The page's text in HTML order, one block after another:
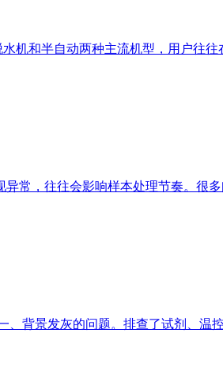
机和半自动两种主流机型，用户往
常，往往会影响样本处理节奏。很
背景发灰的问题。排查了试剂、温